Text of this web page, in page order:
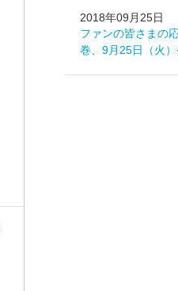
2018年09月25日
ファンの皆さまの
巻、9月25日（火